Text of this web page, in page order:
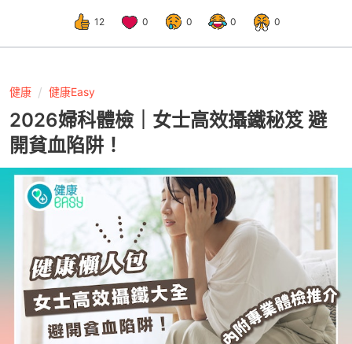
12 0 0 0 0
健康 健康Easy
2026婦科體檢｜女士高效攝鐵秘笈 避
開貧血陷阱！